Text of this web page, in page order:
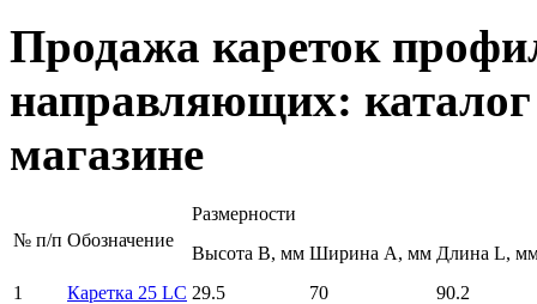
Продажа кареток
направляющих:
магазине
№ п/п Обозначение
Размерности
Высота B, мм Ширина A, мм Длина L,
1
Каретка 25 LC 29.5 70
90.2